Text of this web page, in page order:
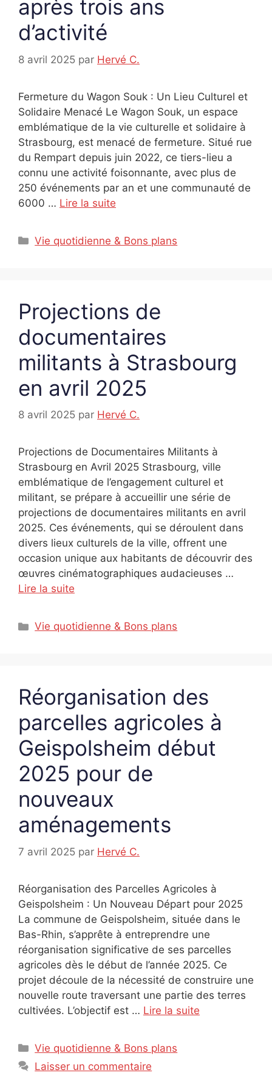
après trois ans
d’activité
8 avril 2025 par Hervé C.
Fermeture du Wagon Souk : Un Lieu Culturel et
Solidaire Menacé Le Wagon Souk, un espace
emblématique de la vie culturelle et solidaire à
Strasbourg, est menacé de fermeture. Situé rue
du Rempart depuis juin 2022, ce tiers-lieu a
connu une activité foisonnante, avec plus de
250 événements par an et une communauté de
6000 … Lire la suite
Catégories
Vie quotidienne & Bons plans
Projections de
documentaires
militants à Strasbourg
en avril 2025
8 avril 2025 par Hervé C.
Projections de Documentaires Militants à
Strasbourg en Avril 2025 Strasbourg, ville
emblématique de l’engagement culturel et
militant, se prépare à accueillir une série de
projections de documentaires militants en avril
2025. Ces événements, qui se déroulent dans
divers lieux culturels de la ville, offrent une
occasion unique aux habitants de découvrir des
œuvres cinématographiques audacieuses …
Lire la suite
Catégories
Vie quotidienne & Bons plans
Réorganisation des
parcelles agricoles à
Geispolsheim début
2025 pour de
nouveaux
aménagements
7 avril 2025 par Hervé C.
Réorganisation des Parcelles Agricoles à
Geispolsheim : Un Nouveau Départ pour 2025
La commune de Geispolsheim, située dans le
Bas-Rhin, s’apprête à entreprendre une
réorganisation significative de ses parcelles
agricoles dès le début de l’année 2025. Ce
projet découle de la nécessité de construire une
nouvelle route traversant une partie des terres
cultivées. L’objectif est … Lire la suite
Catégories
Vie quotidienne & Bons plans
Laisser un commentaire